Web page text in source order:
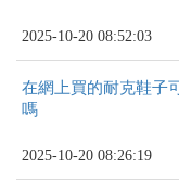
2025-10-20 08:52:03
在網上買的耐克鞋子
嗎
2025-10-20 08:26:19